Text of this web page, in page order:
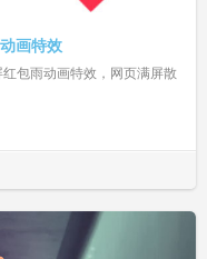
画特效
包雨动画特效，网页满屏散